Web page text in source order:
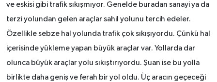
ve eskisi gibi trafik sıkışmıyor. Genelde buradan sanayi ya da
terzi yolundan gelen araçlar sahil yolunu tercih edeler.
Özellikle sebze hal yolunda trafik çok sıkışıyordu. Çünkü hal
içerisinde yükleme yapan büyük araçlar var. Yollarda dar
olunca büyük araçlar yolu sıkıştırıyordu. Şuan ise bu yolla
birlikte daha geniş ve ferah bir yol oldu. Üç aracın geçeceği